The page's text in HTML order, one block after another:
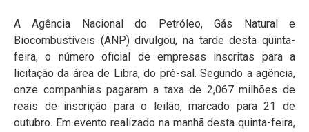
A Agência Nacional do Petróleo, Gás Natural e
Biocombustíveis (ANP) divulgou, na tarde desta quinta-
feira, o número oficial de empresas inscritas para a
licitação da área de Libra, do pré-sal. Segundo a agência,
onze companhias pagaram a taxa de 2,067 milhões de
reais de inscrição para o leilão, marcado para 21 de
outubro. Em evento realizado na manhã desta quinta-feira,